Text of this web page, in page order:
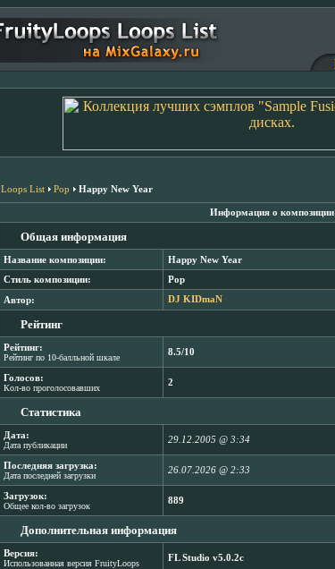
Loops List Pop Happy New Year
Информация о композиции
Общая информация
Название композиции: Happy New Year
Стиль композиции: Pop
Автор: DJ KIDmaN
Рейтинг
Рейтинг:
Рейтинг по 10-балльной шкале
8.5/10
Голосов:
Кол-во проголосовавших
2
Статистика
Дата:
Дата публикации
29.12.2005 @ 3:34
Последняя загрузка:
Дата последней загрузки
26.07.2026 @ 2:33
Загрузок:
Общее кол-во загрузок
889
Дополнительная информация
Версия:
Использованная версия FruityLoops
FL Studio v5.0.2c